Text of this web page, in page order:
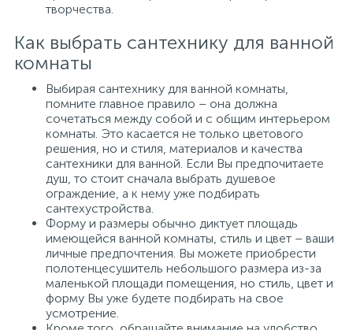
творчества.
Как выбрать сантехнику для ванной
комнаты
Выбирая сантехнику для ванной комнаты,
помните главное правило – она должна
сочетаться между собой и с общим интерьером
комнаты. Это касается не только цветового
решения, но и стиля, материалов и качества
сантехники для ванной. Если Вы предпочитаете
душ, то стоит сначала выбрать душевое
ограждение, а к нему уже подбирать
сантехустройства.
Форму и размеры обычно диктует площадь
имеющейся ванной комнаты, стиль и цвет – ваши
личные предпочтения. Вы можете приобрести
полотенцесушитель небольшого размера из-за
маленькой площади помещения, но стиль, цвет и
форму Вы уже будете подбирать на свое
усмотрение.